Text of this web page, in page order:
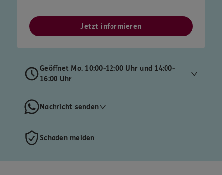
Jetzt informieren
Geöffnet Mo. 10:00-12:00 Uhr und 14:00-
16:00 Uhr
Nachricht senden
Schaden melden